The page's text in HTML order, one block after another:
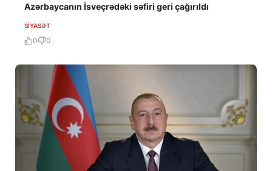
Azərbaycanın İsveçrədəki səfiri geri çağırıldı
SIYASƏT
0 0